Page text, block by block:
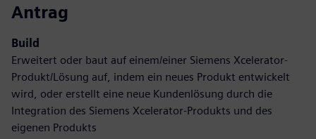
Antrag
Build
Erweitert oder baut auf einem/einer Siemens Xcelerator-
Produkt/Lösung auf, indem ein neues Produkt entwickelt
wird, oder erstellt eine neue Kundenlösung durch die
Integration des Siemens Xcelerator-Produkts und des
eigenen Produkts